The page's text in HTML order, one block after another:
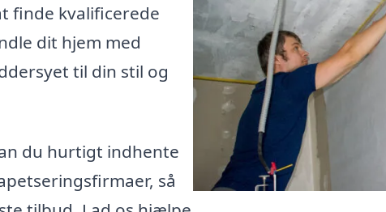
finde kvalificerede
dit hjem med
til din stil og
du hurtigt indhente
så